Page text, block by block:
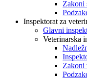
Zakoni
Inspektorat za
Glavni
Veterinarska
Zakoni